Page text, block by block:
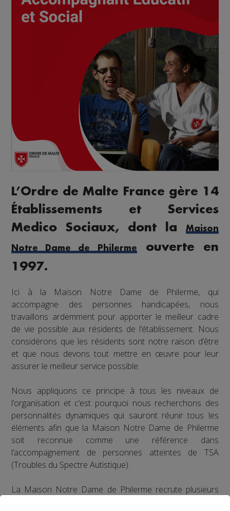
L’Ordre de Malte France gère 14
Établissements et Services
Medico Sociaux, dont la
Maison
Notre Dame de Philerme
ouverte en
1997.
Ici à la Maison Notre Dame de Philerme, qui
accompagne des personnes handicapées, nous
travaillons ardemment pour apporter le meilleur cadre
de vie possible aux résidents de l’établissement. Nous
considérons que les résidents sont notre raison d’être
et que nous devons tout mettre en œuvre pour leur
assurer le meilleur service possible.
Nous appliquons ce principe à tous les niveaux de
l’organisation et c’est pourquoi nous recherchons des
personnalités dynamiques qui sauront réunir tous les
éléments afin que la Maison Notre Dame de Philerme
soit reconnue comme une référence dans
l’accompagnement de personnes atteintes de TSA
(Troubles du Spectre Autistique).
La Maison Notre Dame de Philerme recrute plusieurs